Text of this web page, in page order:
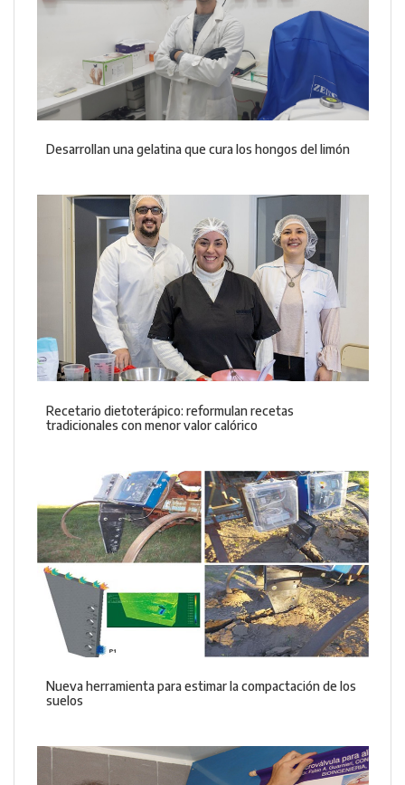
Desarrollan una gelatina que cura los hongos del limón
Recetario dietoterápico: reformulan recetas
tradicionales con menor valor calórico
Nueva herramienta para estimar la compactación de los
suelos